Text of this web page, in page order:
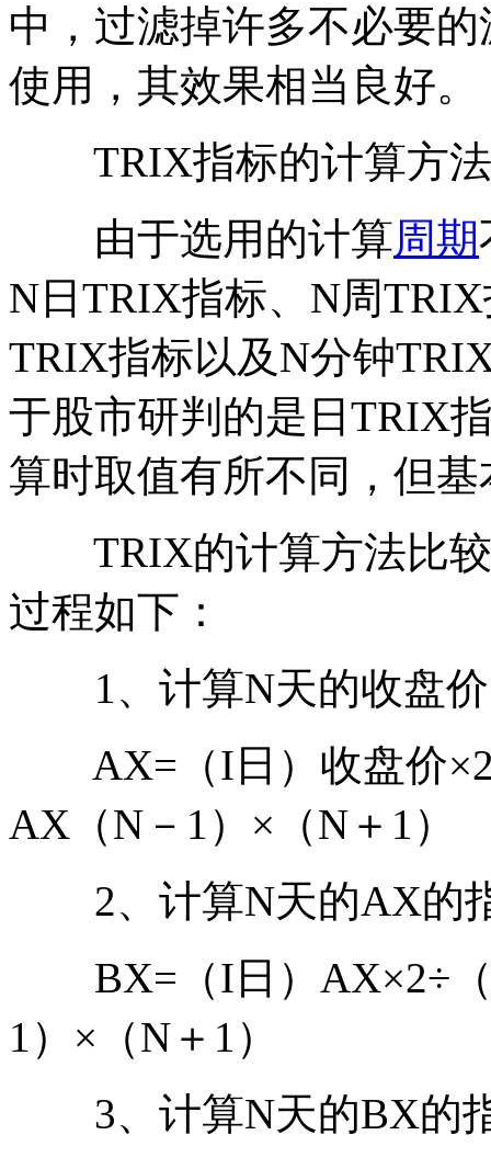
中，过滤掉许多不必要
使用，其效果相当良好。
TRIX指标的计算方法
由于选用的计算周期
N日TRIX指标、N周
TRIX指标以及N分钟
于股市研判的是日TRIX
算时取值有所不同，但
TRIX的计算方法比较
过程如下：
1、计算N天的收盘价
AX=（I日）收盘价
AX（N－1）×（N＋1）
2、计算N天的AX的
BX=（I日）AX×2÷（
1）×（N＋1）
3、计算N天的BX的